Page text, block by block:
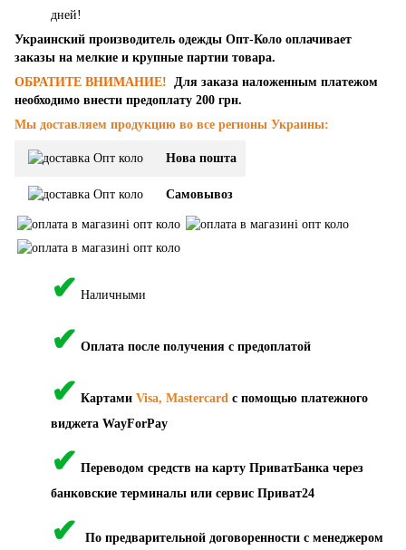
дней!
Украинский производитель одежды Опт-Коло оплачивает
заказы на мелкие и крупные партии товара.
ОБРАТИТЕ ВНИМАНИЕ!
Для заказа наложенным платежом
необходимо внести предоплату 200 грн.
Мы доставляем продукцию во все регионы Украины:
Нова пошта
Самовывоз
✔ Наличными
✔ Оплата после получения с предоплатой
✔ Картами Visa, Mastercard с помощью платежного
виджета WayForPay
✔ Переводом средств на карту ПриватБанка через
банковские терминалы или сервис Приват24
✔
По предварительной договоренности с менеджером